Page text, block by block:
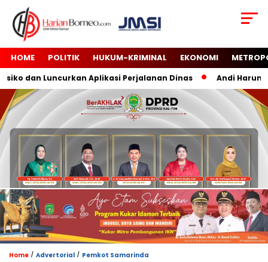
HOME POLITIK HUKUM-KRIMINAL EKONOMI
dan Luncurkan Aplikasi Perjalanan Dinas Andi Harun
Home / Advertorial / Pemkot Samarinda